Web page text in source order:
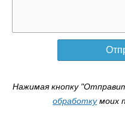
Нажимая кнопку
обработкумоих